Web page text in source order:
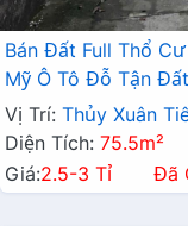
Bán Đất Full Thổ
Mỹ Ô Tô Đỗ Tận
Vị Trí: Thủy Xuân
Diện Tích: 75.5m²
Giá:2.5-3 Tỉ Đã